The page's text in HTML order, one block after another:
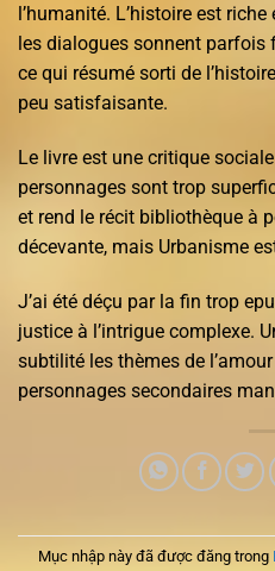
l’humanité. L’histoire est
les dialogues sonnent parfois
ce qui résumé sorti de
peu satisfaisante.
Le livre est une critique
personnages sont trop
et rend le récit bibliothèque à
décevante, mais Urbanisme
J’ai été déçu par la fin trop
justice à l’intrigue complexe.
subtilité les thèmes de
personnages secondaires
Mục nhập này đã được đăng trong